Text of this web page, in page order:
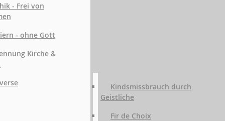
- Frei von
- ohne Gott
Kirche &
Kindsmissbrauch durch
Geistliche
Fir de Choix